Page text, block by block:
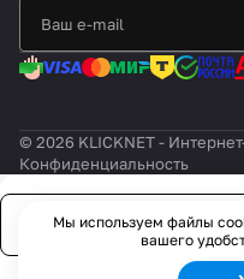
© 2026 KLICKNET -
Конфиденциальность
Мы используем файлы
вашего